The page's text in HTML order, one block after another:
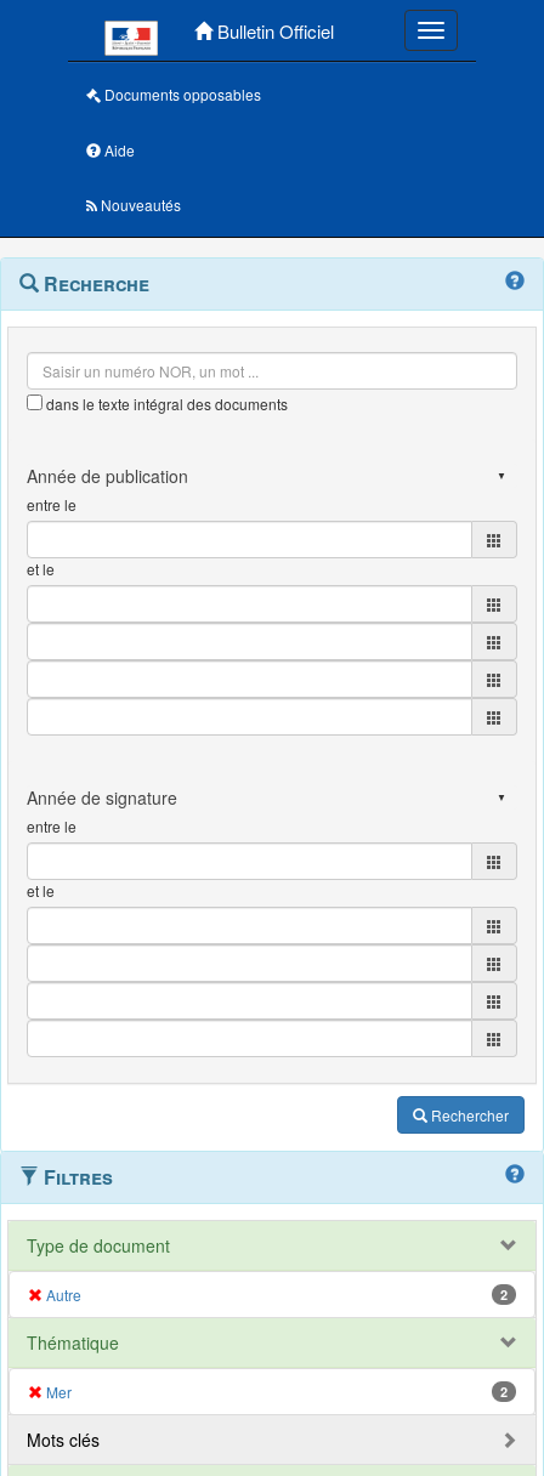
Bulletin Officiel Toggle
Documents opposables
Aide
Nouveautés
Navigation
outils
Menu
contextuel
Recherche
dans le texte intégral des documents
entre le
et le
entre le
et le
Rechercher
Filtres
Type de document
Autre 2
Thématique
Mer 2
Mots clés